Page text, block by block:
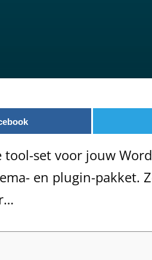
tool-set voor jouw
en plugin-pakket.